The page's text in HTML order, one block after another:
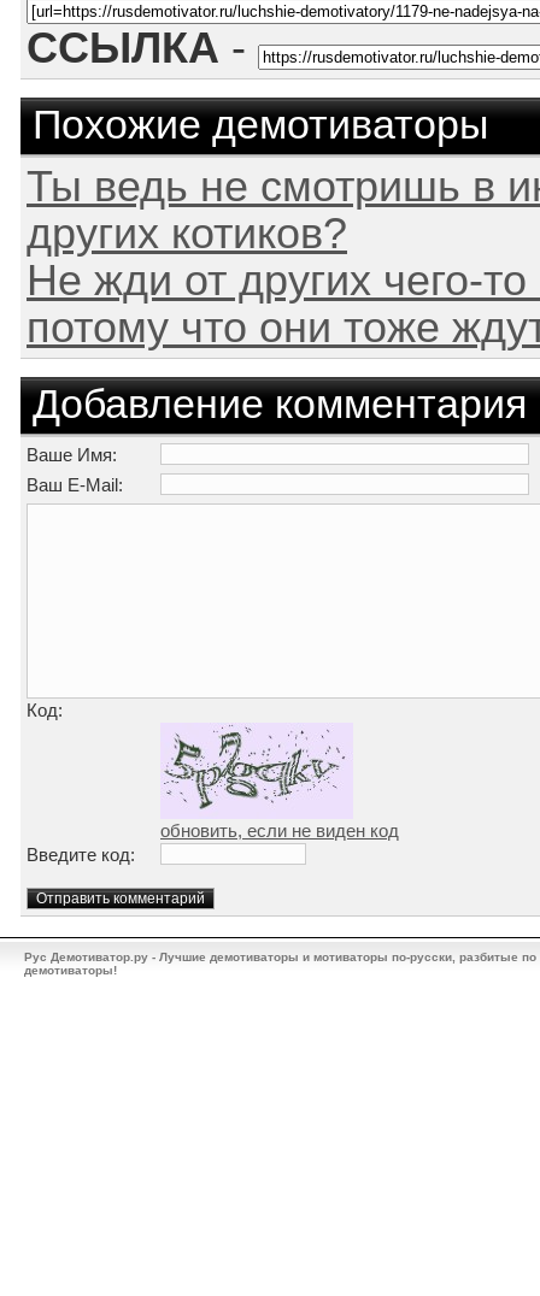
ССЫЛКА -
Похожие демотиваторы
Ты ведь не смотришь в
других котиков?
Не жди от других чего-то
потому что они тоже
Добавление комментария
Ваше Имя:
Ваш E-Mail:
Код:
обновить, если не виден код
Введите код:
Рус Демотиватор.ру - Лучшие демотиваторы и мотиваторы по-русски, разбитые
демотиваторы!